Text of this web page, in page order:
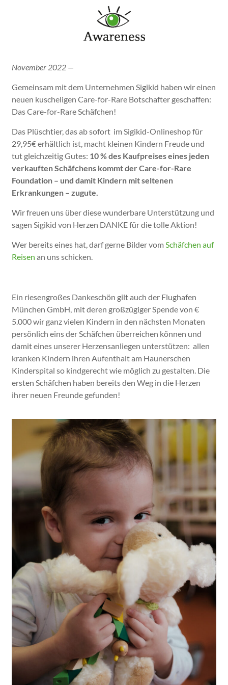
November 2022 —
Gemeinsam mit dem Unternehmen Sigikid haben wir einen
neuen kuscheligen Care-for-Rare Botschafter geschaffen:
Das Care-for-Rare Schäfchen!
Das Plüschtier, das ab sofort im Sigikid-Onlineshop für
29,95€ erhältlich ist, macht kleinen Kindern Freude und
tut gleichzeitig Gutes: 10 % des Kaufpreises eines jeden
verkauften Schäfchens kommt der Care-for-Rare
Foundation – und damit Kindern mit seltenen
Erkrankungen – zugute.
Wir freuen uns über diese wunderbare Unterstützung und
sagen Sigikid von Herzen DANKE für die tolle Aktion!
Wer bereits eines hat, darf gerne Bilder vomSchäfchen auf
Reisen an uns schicken.
Ein riesengroßes Dankeschön gilt auch der Flughafen
München GmbH, mit deren großzügiger Spende von €
5.000 wir ganz vielen Kindern in den nächsten Monaten
persönlich eins der Schäfchen überreichen können und
damit eines unserer Herzensanliegen unterstützen: allen
kranken Kindern ihren Aufenthalt am Haunerschen
Kinderspital so kindgerecht wie möglich zu gestalten. Die
ersten Schäfchen haben bereits den Weg in die Herzen
ihrer neuen Freunde gefunden!